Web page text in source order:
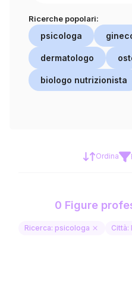
Ricerche popolari:
psicologa
dermatologo
biologo nutrizionista
Ordina
0 Figure
Ricerca: psicologa Città: